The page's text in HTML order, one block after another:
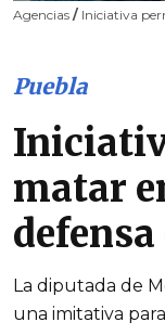
Agencias / Iniciativa
Puebla
matar
La diputada de
una imitativa